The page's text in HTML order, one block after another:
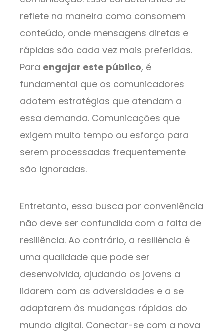
reflete na maneira como consomem
conteúdo, onde mensagens diretas e
rápidas são cada vez mais preferidas.
Para engajar este público, é
fundamental que os comunicadores
adotem estratégias que atendam a
essa demanda. Comunicações que
exigem muito tempo ou esforço para
serem processadas frequentemente
são ignoradas.
Entretanto, essa busca por conveniência
não deve ser confundida com a falta de
resiliência. Ao contrário, a resiliência é
uma qualidade que pode ser
desenvolvida, ajudando os jovens a
lidarem com as adversidades e a se
adaptarem às mudanças rápidas do
mundo digital. Conectar-se com a nova